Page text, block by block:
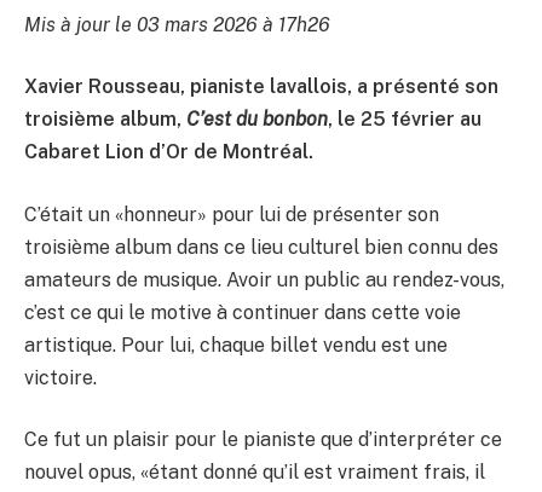
Mis à jour le 03 mars 2026 à 17h26
Xavier Rousseau, pianiste lavallois, a présenté son
troisième album, C’est du bonbon, le 25 février au
Cabaret Lion d’Or de Montréal.
C’était un «honneur» pour lui de présenter son
troisième album dans ce lieu culturel bien connu des
amateurs de musique. Avoir un public au rendez-vous,
c’est ce qui le motive à continuer dans cette voie
artistique. Pour lui, chaque billet vendu est une
victoire.
Ce fut un plaisir pour le pianiste que d’interpréter ce
nouvel opus, «étant donné qu’il est vraiment frais, il